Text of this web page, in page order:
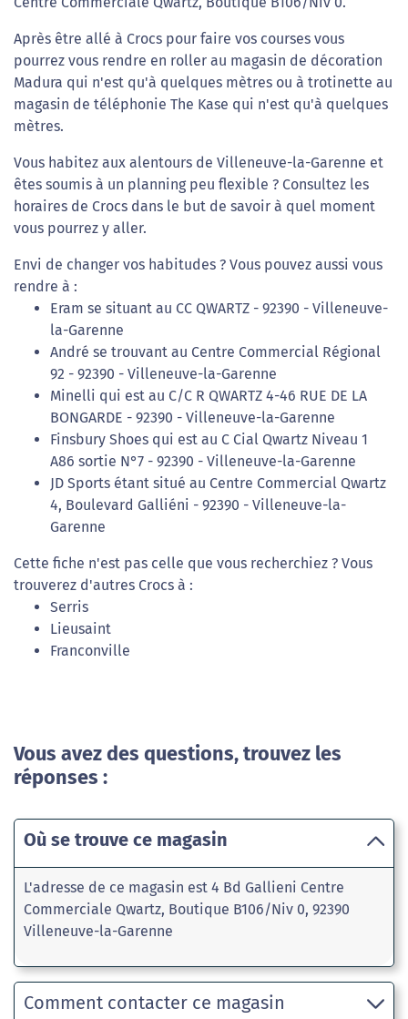
Après être allé à Crocs pour faire vos courses vous
pourrez vous rendre en roller au magasin de décoration
Madura qui n'est qu'à quelques mètres ou à trotinette au
magasin de téléphonie The Kase qui n'est qu'à quelques
mètres.
Vous habitez aux alentours de Villeneuve-la-Garenne et
êtes soumis à un planning peu flexible ? Consultez les
horaires de Crocs dans le but de savoir à quel moment
vous pourrez y aller.
Envi de changer vos habitudes ? Vous pouvez aussi vous
rendre à :
Eram se situant au CC QWARTZ - 92390 - Villeneuve-
la-Garenne
André se trouvant au Centre Commercial Régional
92 - 92390 - Villeneuve-la-Garenne
Minelli qui est au C/C R QWARTZ 4-46 RUE DE LA
BONGARDE - 92390 - Villeneuve-la-Garenne
Finsbury Shoes qui est au C Cial Qwartz Niveau 1
A86 sortie N°7 - 92390 - Villeneuve-la-Garenne
JD Sports étant situé au Centre Commercial Qwartz
4, Boulevard Galliéni - 92390 - Villeneuve-la-
Garenne
Cette fiche n'est pas celle que vous recherchiez ? Vous
trouverez d'autres Crocs à :
Serris
Lieusaint
Franconville
Vous avez des questions, trouvez les
réponses :
Où se trouve ce magasin
L'adresse de ce magasin est 4 Bd Gallieni Centre
Commerciale Qwartz, Boutique B106/Niv 0, 92390
Villeneuve-la-Garenne
Comment contacter ce magasin